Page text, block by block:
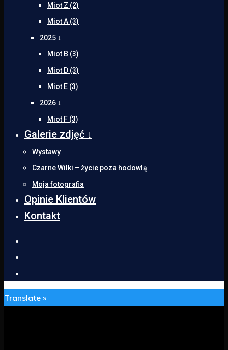
Miot Z (2)
Miot A (3)
2025 ↓
Miot B (3)
Miot D (3)
Miot E (3)
2026 ↓
Miot F (3)
Galerie zdjęć ↓
Wystawy
Czarne Wilki – życie poza hodowlą
Moja fotografia
Opinie Klientów
Kontakt
Translate »